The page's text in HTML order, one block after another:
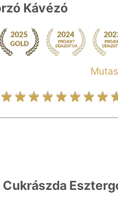
Kávézó
Cukrászda